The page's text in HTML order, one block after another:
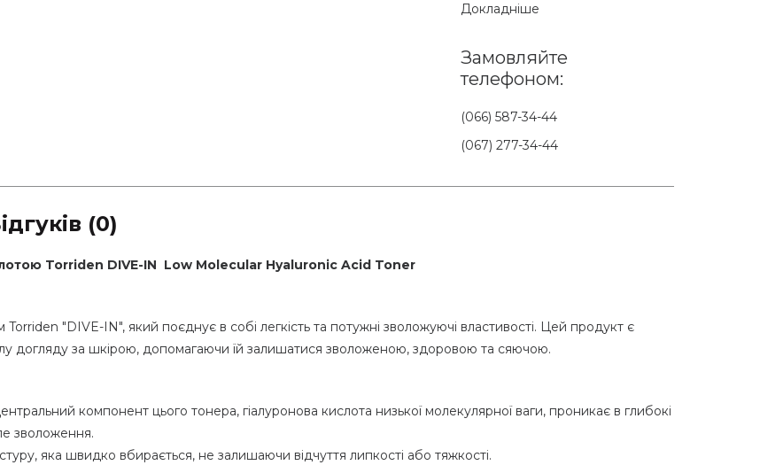
Докладніше
Замовляйте
телефоном:
(066) 587-34-44
(067) 277-34-44
(0)
Torriden DIVE-IN Low Molecular Hyaluronic Acid Toner
Torriden "DIVE-IN", який поєднує в собі легкість та потужні зволожуючі властивості. Цей продукт є
догляду за шкірою, допомагаючи їй залишатися зволоженою, здоровою та сяючою.
компонент цього тонера, гіалуронова кислота низької молекулярної ваги, проникає в глибокі
зволоження.
яка швидко вбирається, не залишаючи відчуття липкості або тяжкості.